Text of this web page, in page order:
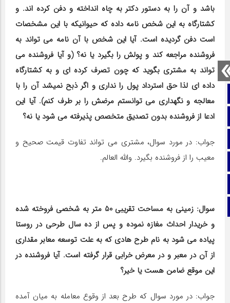
صفحه نخست
تماس با ما
آپارات
تلگرام
باشد و آن را به دستور دکتر به چاه انداخته و دفن کرده اند. و
کشتارگاه به این شخص نامه داده که حیوانیکه با این مشخصات
است دفن گردیده است. آیا این شخص با آن نامه می تواند به
فروشنده مراجعه کند و پولش را بگیرد یا نه؟ (و آیا فروشنده می
تواند به مشتری بگوید که چون تصرف کرده ‎ای و به کشتارگاه
داده ‎ای لذا حق استرداد پول را نداری و اگر ذبح نمی‎شد آن را با
معالجه و نگهداری می توانستم مرضش را بر طرف کنم). آیا این
ادعا از فروشنده بدون تصدیق متخصص پذیرفته می شود یا نه؟
جواب: در مورد سوال، مشتری می تواند تفاوت قیمت صحیح و
معیب را از فروشنده بگیرد. والله العالم.
سوال: زمینی به مساحت تقریبی 50 متر به شخصی فروخته شده
و خریدار احداث مغازه نموده و پس از ده سال طرحی در روستا
پیاده می شود به نام طرح هادی که به علت توسعه معابر مقداری
از آن در معبر و در معرض خرابی قرار گرفته است. آیا فروشنده در
این موقع ضامن هست یا خیر؟
جواب: در مورد سوال که طرح بعد از وقوع معامله به میان آمده